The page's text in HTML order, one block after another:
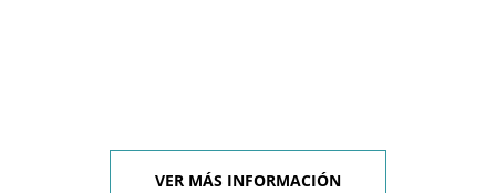
VER MÁS INFORMACIÓN